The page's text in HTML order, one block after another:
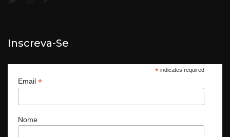
Inscreva-Se
*indicates required
Email *
Nome